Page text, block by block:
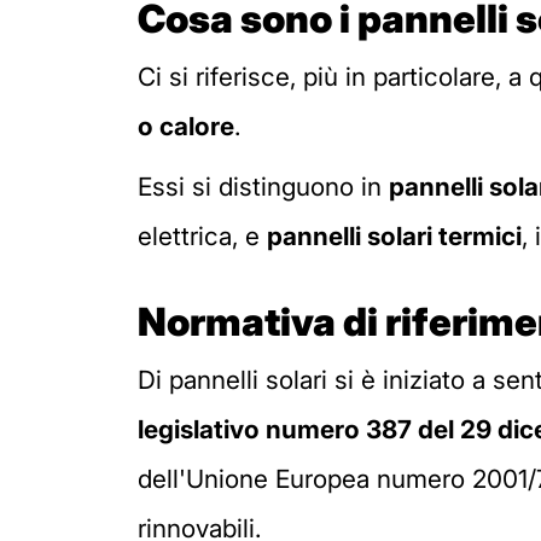
Cosa sono i pannelli
Ci si riferisce, più in particolare,
o calore.
Essi si distinguono in pannelli
elettrica, e pannelli solari termici,
Normativa di
Di pannelli solari si è iniziato a
legislativo numero 387 del 29
dell'Unione Europea numero
rinnovabili.